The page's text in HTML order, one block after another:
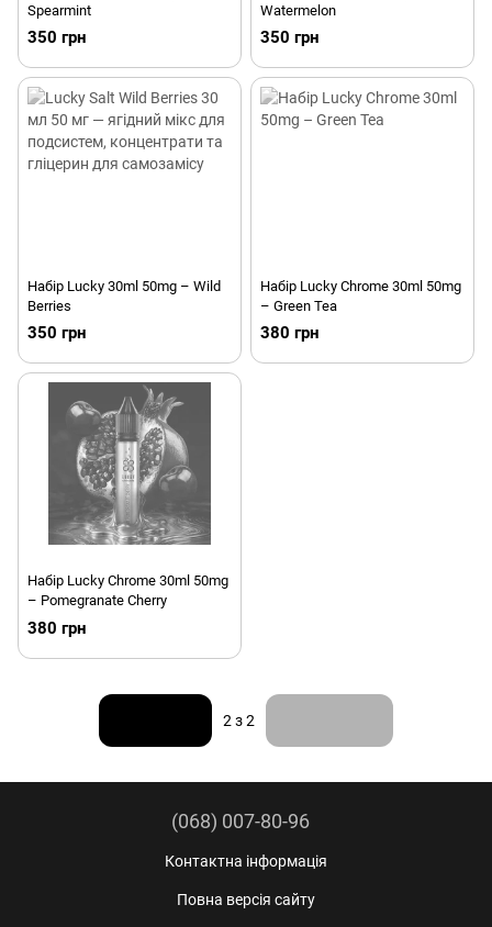
Spearmint
350 грн
Watermelon
350 грн
Набір Lucky 30ml 50mg – Wild
Berries
350 грн
Набір Lucky Chrome 30ml 50mg
– Green Tea
380 грн
Набір Lucky Chrome 30ml 50mg
– Pomegranate Cherry
380 грн
2 з 2
(068) 007-80-96
Контактна інформація
Повна версія сайту